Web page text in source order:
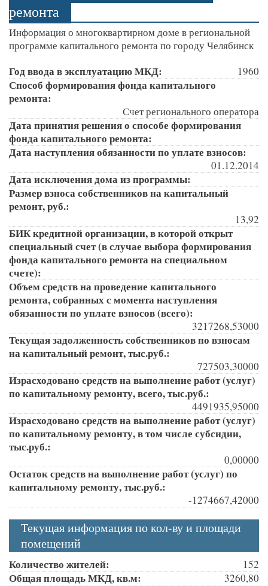
ремонта
Информация о многоквартирном доме в региональной
программе капитального ремонта по городу Челябинск
Год ввода в эксплуатацию МКД: 1960
Способ формирования фонда капитального
ремонта:
Счет регионального оператора
Дата принятия решения о способе формирования
фонда капитального ремонта:
Дата наступления обязанности по уплате взносов:
01.12.2014
Дата исключения дома из программы:
Размер взноса собственников на капитальный
ремонт, руб.:
13,92
БИК кредитной организации, в которой открыт
специальный счет (в случае выбора формирования
фонда капитального ремонта на специальном
счете):
Объем средств на проведение капитального
ремонта, собранных с момента наступления
обязанности по уплате взносов (всего):
3217268,53000
Текущая задолженность собственников по взносам
на капитальный ремонт, тыс.руб.:
727503,30000
Израсходовано средств на выполнение работ (услуг)
по капитальному ремонту, всего, тыс.руб.:
4491935,95000
Израсходовано средств на выполнение работ (услуг)
по капитальному ремонту, в том числе субсидии,
тыс.руб.:
0,00000
Остаток средств на выполнение работ (услуг) по
капитальному ремонту, тыс.руб.:
-1274667,42000
Текущая информация по кол-ву и площади
помещений
Количество жителей: 152
Общая площадь МКД, кв.м: 3260,80